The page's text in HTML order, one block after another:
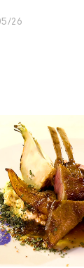
26